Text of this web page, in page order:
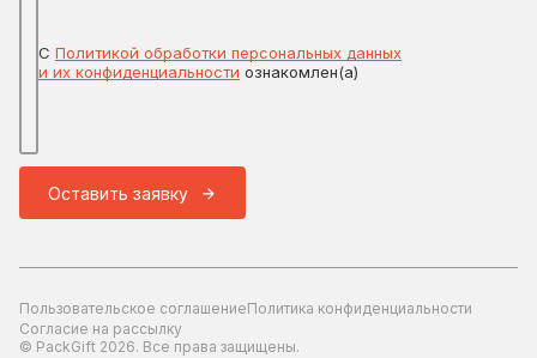
С Политикой обработки персональных данных
и их конфиденциальности ознакомлен(а)
Оставить заявку
Пользовательское соглашениеПолитика конфиденциальности
Согласие на рассылку
© PackGift 2026. Все права защищены.